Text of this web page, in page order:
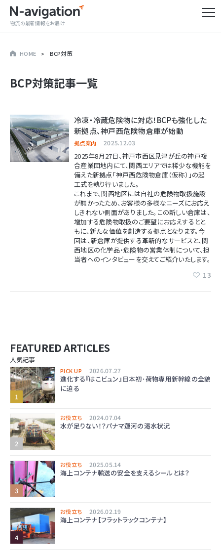
物流の最新情報をお届け
HOME BCP対策
BCP対策記事一覧
冷凍・冷蔵危険物に対応！BCPも強化した
新拠点、神戸西危険物倉庫が始動
拠点案内 2025.12.03
2025年8月27日、神戸市西区見津が丘の神戸複
合産業団地内にて、関西エリアでは稀少な機能を
備えた新拠点「神戸西危険物倉庫（仮称）」の起
工式を執り行いました。
これまで、関西地区には自社の危険物取扱施設
が無かったため、お客様の多様なニーズにお応え
しきれない側面がありました。この新しい倉庫は、
増加する危険物取扱のご要望にお応えするとと
もに、新たな価値を創造する拠点となります。今
回は、新倉庫が提供する革新的なサービスと、関
西地区の化学品・危険物の営業体制について、担
当者へのインタビューを交えてご紹介いたします。
13
FEATURED ARTICLES
人気記事
PICK UP 2026.07.27
進化する『はこビュン』日本初･荷物専用新幹線の全貌
に迫る
お役立ち 2024.07.04
水が足りない！？パナマ運河の渇水状況
お役立ち 2025.05.14
海上コンテナ輸送の安全を支えるシールとは？
お役立ち 2026.02.19
海上コンテナ【フラットラックコンテナ】